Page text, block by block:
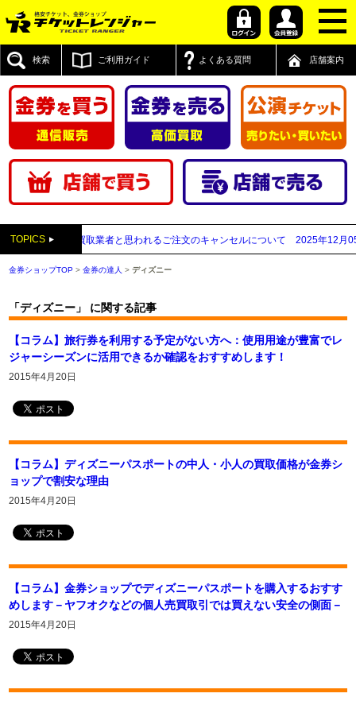
検索 ご利用ガイド よくある質問 店舗案内
TOPICS
先払い買取業者と思われるご注文のキャンセルについて 2025年12月05日 【
金券ショップTOP >金券の達人 >ディズニー
「ディズニー」 に関する記事
【コラム】旅行券を利用する予定がない方へ：使用用途が豊富でレ
ジャーシーズンに活用できるか確認をおすすめします！
2015年4月20日
【コラム】ディズニーパスポートの中人・小人の買取価格が金券シ
ョップで割安な理由
2015年4月20日
【コラム】金券ショップでディズニーパスポートを購入するおすす
めします－ヤフオクなどの個人売買取引では買えない安全の側面－
2015年4月20日